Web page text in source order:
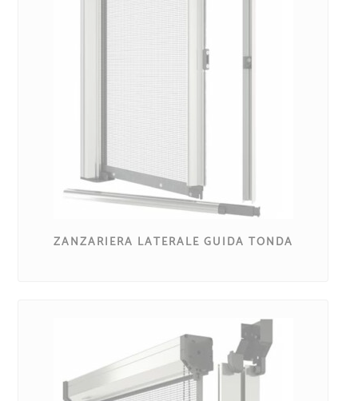
ZANZARIERA LATERALE GUIDA TONDA